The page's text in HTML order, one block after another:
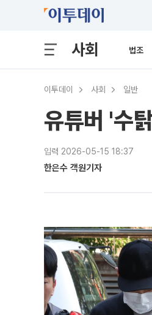
사회 법조
이투데이 사회 일반
유튜버 '수
입력 2026-05-15 18:37
한은수 객원기자